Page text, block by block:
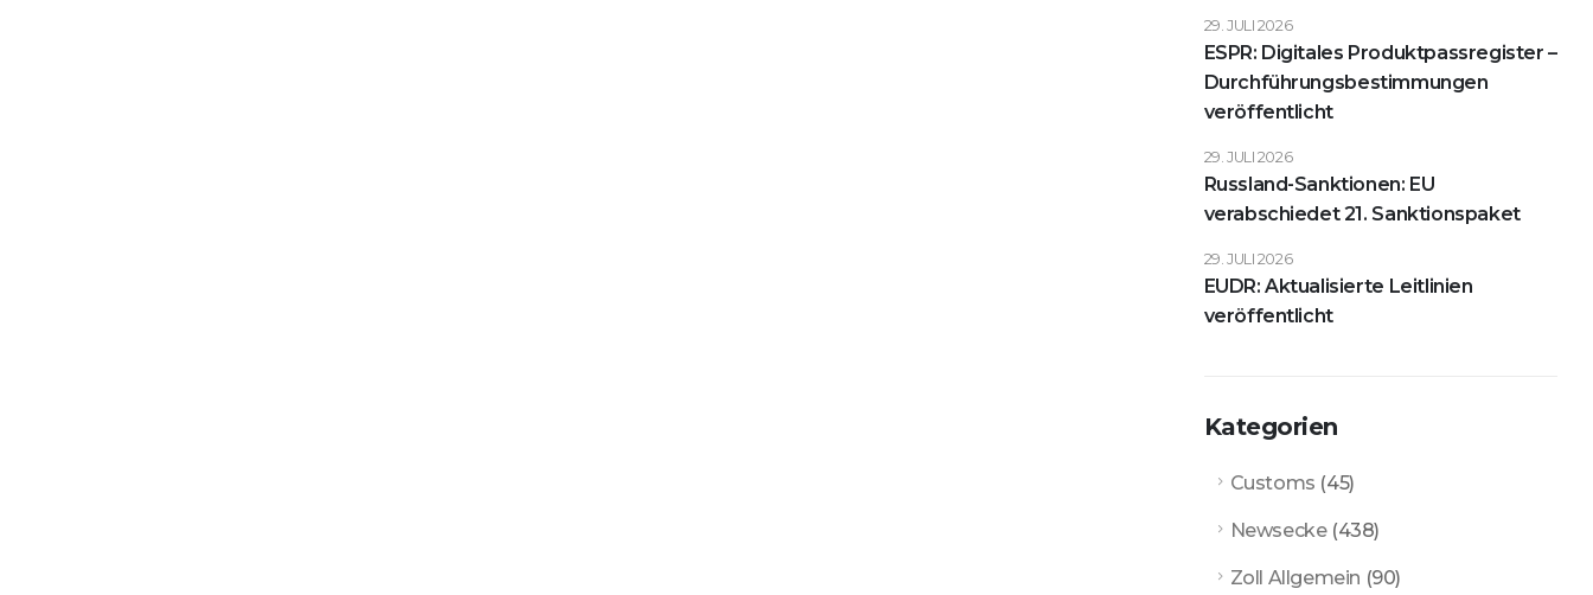
ESPR: Digitales Produktpassregister –
Durchführungsbestimmungen
veröffentlicht
29. JULI 2026
Russland-Sanktionen: EU
verabschiedet 21. Sanktionspaket
29. JULI 2026
EUDR: Aktualisierte Leitlinien
veröffentlicht
29. JULI 2026
Kategorien
Customs (45)
Newsecke(438)
Zoll Allgemein (90)